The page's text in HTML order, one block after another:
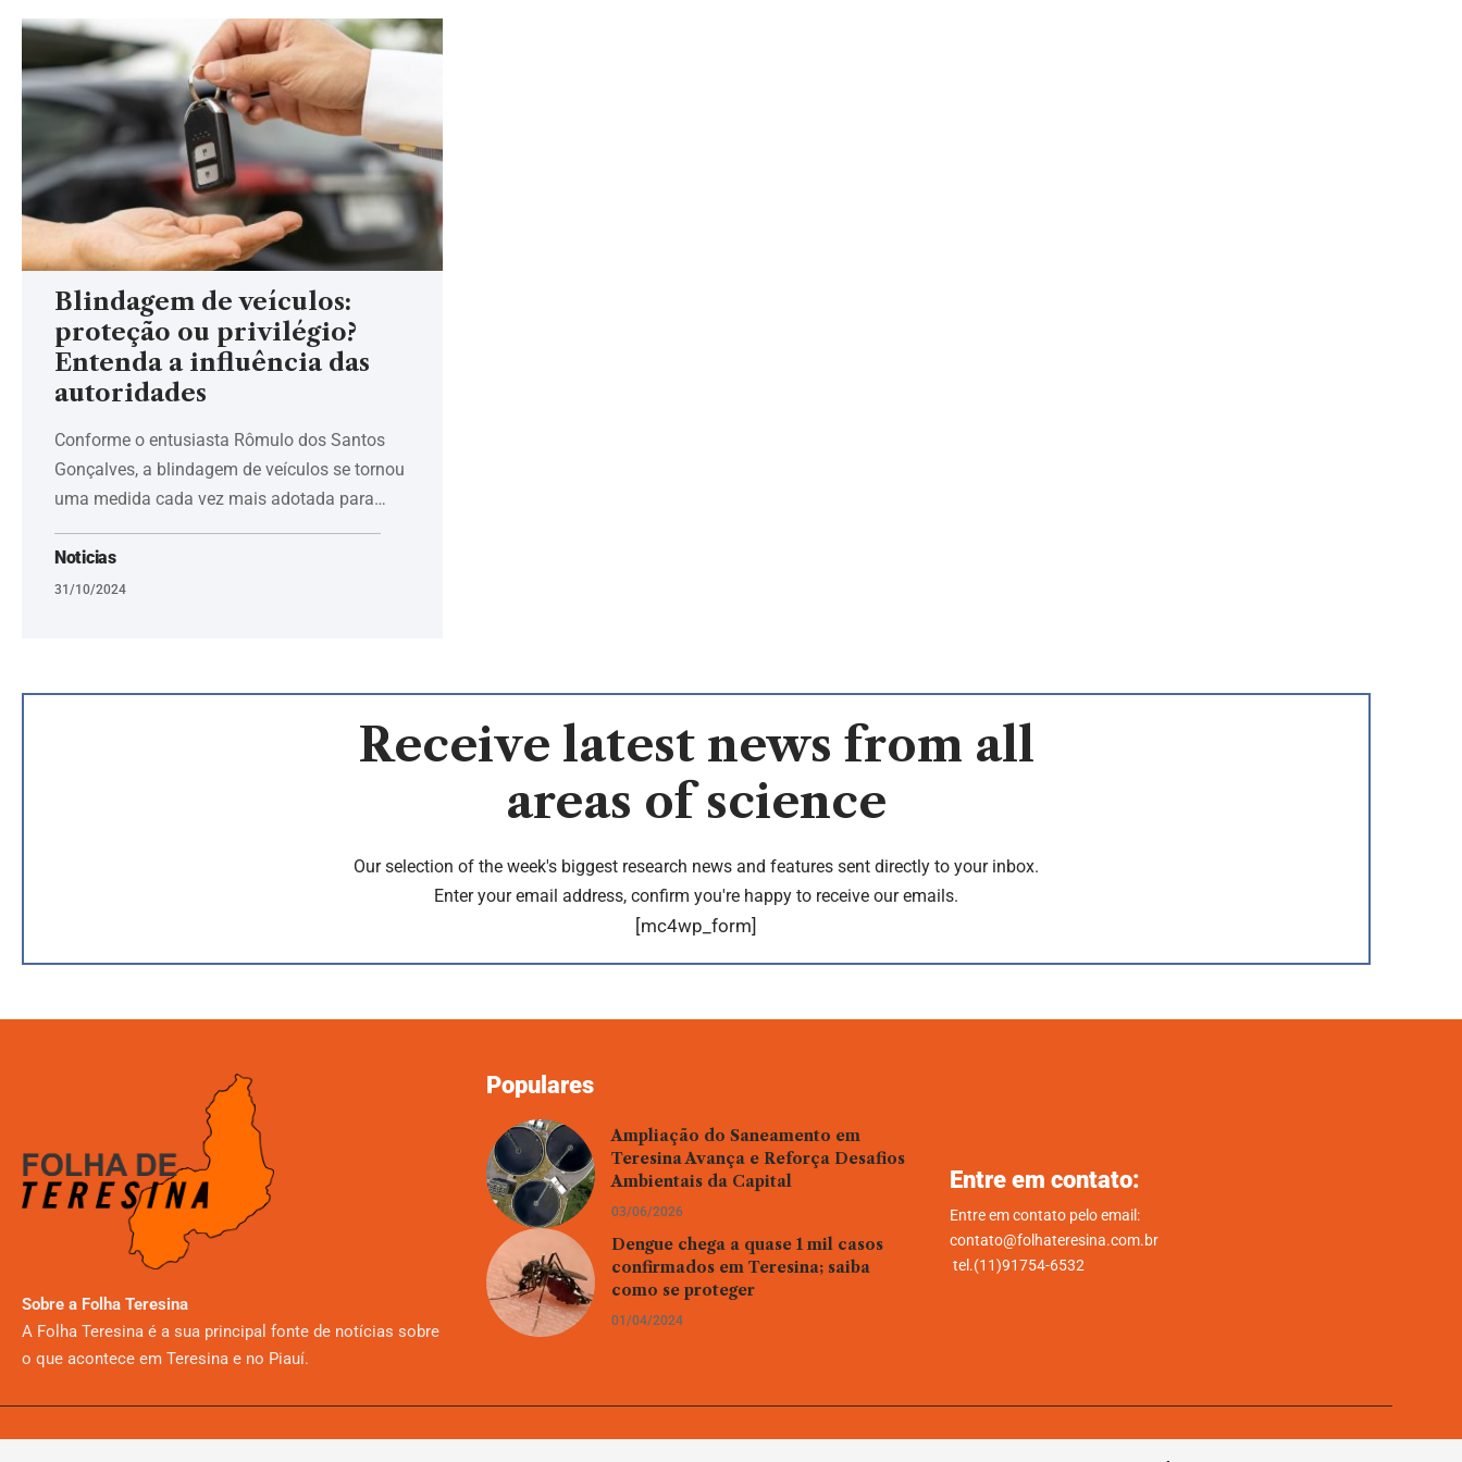
Blindagem de veículos:
proteção ou privilégio?
Entenda a influência das
autoridades
Conforme o entusiasta Rômulo dos Santos
Gonçalves, a blindagem de veículos se tornou
uma medida cada vez mais adotada para…
Noticias
31/10/2024
Receive latest news from all
areas of science
Our selection of the week's biggest research news and features sent directly to your inbox.
Enter your email address, confirm you're happy to receive our emails.
[mc4wp_form]
Sobre a Folha Teresina
A Folha Teresina é a sua principal fonte de notícias sobre
o que acontece em Teresina e no Piauí.
Populares
Ampliação do Saneamento em
Teresina Avança e Reforça Desafios
Ambientais da Capital
03/06/2026
Dengue chega a quase 1 mil casos
confirmados em Teresina; saiba
como se proteger
01/04/2024
Entre em contato:
Entre em contato pelo email:
contato@folhateresina.com.br
tel.(11)91754-6532